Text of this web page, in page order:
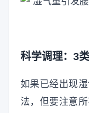
科学调理：3
如果已经出现
法，但要注意